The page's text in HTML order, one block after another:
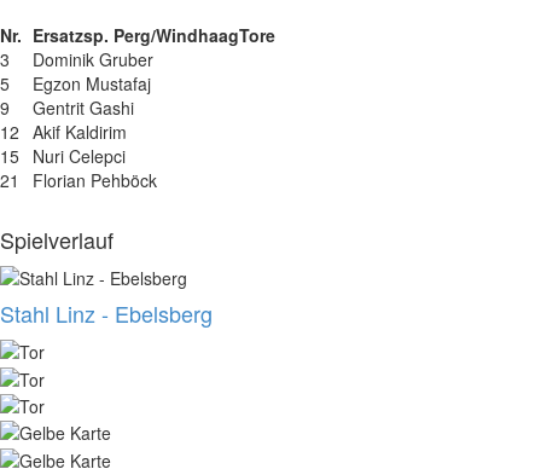
Nr. Ersatzsp. Perg/WindhaagTore
3
Dominik Gruber
5
Egzon Mustafaj
9
Gentrit Gashi
12 Akif Kaldirim
15 Nuri Celepci
21
Florian Pehböck
Spielverlauf
Stahl Linz - Ebelsberg